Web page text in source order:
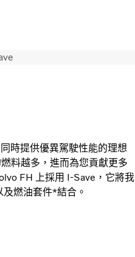
銷商
時提供優異駕駛性能的理想
料越多，進而為您貢獻更多
FH 上採用 I-Save，它將我
燃油套件*結合。